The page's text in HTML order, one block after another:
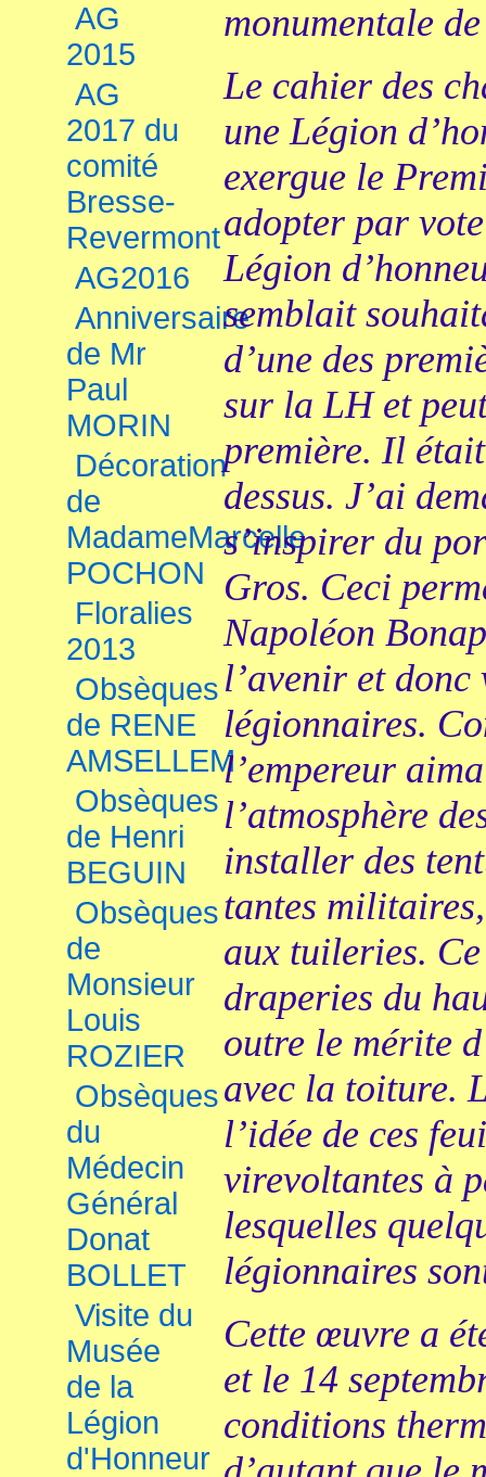
AG
2015
AG
2017 du
comité
Bresse-
Revermont
AG2016
Anniversaire
de Mr
Paul
MORIN
Décoration
de
MadameMarcelle
POCHON
Floralies
2013
Obsèques
de RENE
AMSELLEM
Obsèques
de Henri
BEGUIN
Obsèques
de
Monsieur
Louis
ROZIER
Obsèques
du
Médecin
Général
Donat
BOLLET
Visite du
Musée
de la
Légion
d'Honneur
monumentale
Le cahier des
une Légion
exergue le
adopter par
Légion
semblait
d’une des
sur la LH et
première. Il
dessus. J’ai
s’inspirer du
Gros. Ceci
Napoléon
l’avenir et donc
légionnaires.
l’empereur
l’atmosphère
installer des
tantes
aux tuileries.
draperies du
outre le mérite
avec la toiture.
l’idée de ces
virevoltantes à
lesquelles
légionnaires
Cette œuvre a
et le 14
conditions